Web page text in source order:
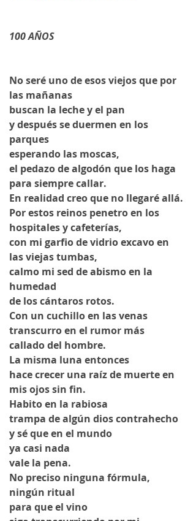
100 AÑOS
No seré uno de esos viejos que por
las mañanas
buscan la leche y el pan
y después se duermen en los
parques
esperando las moscas,
el pedazo de algodón que los haga
para siempre callar.
En realidad creo que no llegaré allá.
Por estos reinos penetro en los
hospitales y cafeterías,
con mi garfio de vidrio excavo en
las viejas tumbas,
calmo mi sed de abismo en la
humedad
de los cántaros rotos.
Con un cuchillo en las venas
transcurro en el rumor más
callado del hombre.
La misma luna entonces
hace crecer una raíz de muerte en
mis ojos sin fin.
Habito en la rabiosa
trampa de algún dios contrahecho
y sé que en el mundo
ya casi nada
vale la pena.
No preciso ninguna fórmula,
ningún ritual
para que el vino